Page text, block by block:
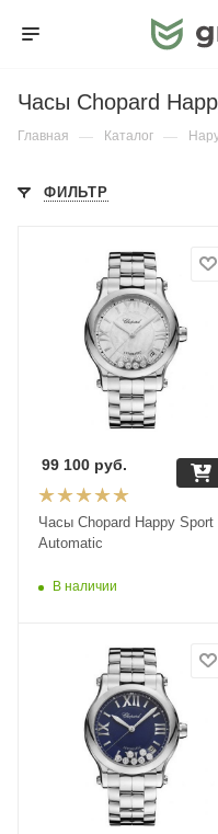
Часы Chopard
Главная — Каталог —
ФИЛЬТР
Часы Chopard Happy Sport
Automatic
В наличии
99 100 руб.